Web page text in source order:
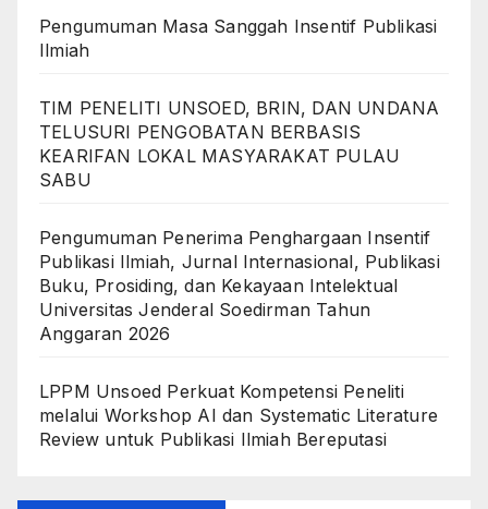
Pengumuman Masa Sanggah Insentif Publikasi
Ilmiah
TIM PENELITI UNSOED, BRIN, DAN UNDANA
TELUSURI PENGOBATAN BERBASIS
KEARIFAN LOKAL MASYARAKAT PULAU
SABU
Pengumuman Penerima Penghargaan Insentif
Publikasi Ilmiah, Jurnal Internasional, Publikasi
Buku, Prosiding, dan Kekayaan Intelektual
Universitas Jenderal Soedirman Tahun
Anggaran 2026
LPPM Unsoed Perkuat Kompetensi Peneliti
melalui Workshop AI dan Systematic Literature
Review untuk Publikasi Ilmiah Bereputasi